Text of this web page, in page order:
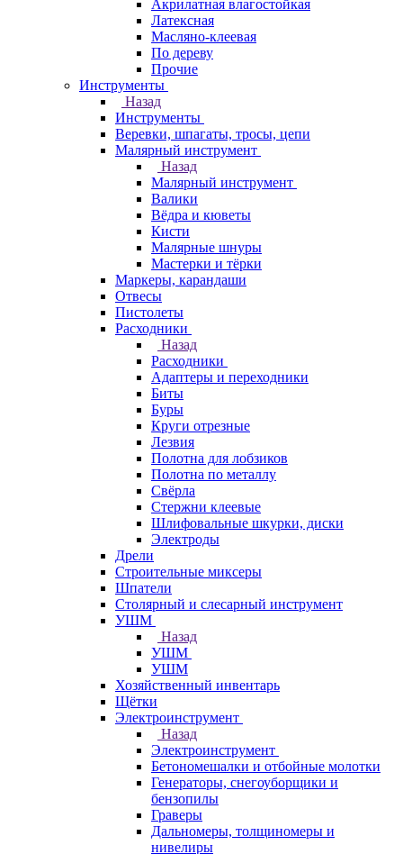
Акрилатная влагостойкая
Латексная
Масляно-клеевая
По дереву
Прочие
Инструменты
Назад
Инструменты
Веревки, шпагаты, тросы, цепи
Малярный инструмент
Назад
Малярный инструмент
Валики
Вёдра и кюветы
Кисти
Малярные шнуры
Мастерки и тёрки
Маркеры, карандаши
Отвесы
Пистолеты
Расходники
Назад
Расходники
Адаптеры и переходники
Биты
Буры
Круги отрезные
Лезвия
Полотна для лобзиков
Полотна по металлу
Свёрла
Стержни клеевые
Шлифовальные шкурки, диски
Электроды
Дрели
Строительные миксеры
Шпатели
Столярный и слесарный инструмент
УШМ
Назад
УШМ
УШМ
Хозяйственный инвентарь
Щётки
Электроинструмент
Назад
Электроинструмент
Бетономешалки и отбойные молотки
Генераторы, снегоуборщики и
бензопилы
Граверы
Дальномеры, толщиномеры и
нивелиры